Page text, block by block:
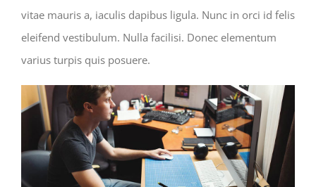
vitae mauris a, iaculis dapibus ligula. Nunc in orci id felis
eleifend vestibulum. Nulla facilisi. Donec elementum
varius turpis quis posuere.